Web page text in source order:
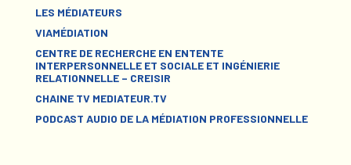
LES MÉDIATEURS
VIAMÉDIATION
CENTRE DE RECHERCHE EN ENTENTE
INTERPERSONNELLE ET SOCIALE ET INGÉNIERIE
RELATIONNELLE – CREISIR
CHAINE TV MEDIATEUR.TV
PODCAST AUDIO DE LA MÉDIATION PROFESSIONNELLE